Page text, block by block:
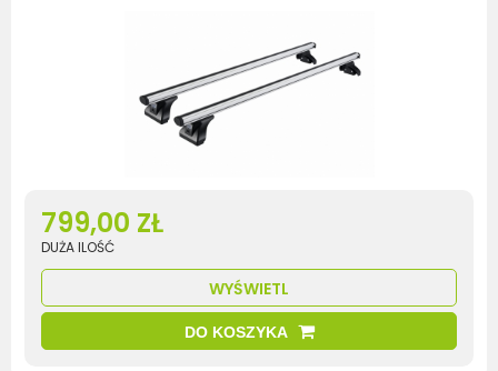
799,00 ZŁ
DUŻA ILOŚĆ
WYŚWIETL
DO KOSZYKA